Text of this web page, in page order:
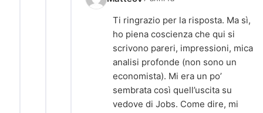
Ti ringrazio per la risposta. Ma sì,
ho piena coscienza che qui si
scrivono pareri, impressioni, mica
analisi profonde (non sono un
economista). Mi era un po’
sembrata così quell’uscita su
vedove di Jobs. Come dire, mi